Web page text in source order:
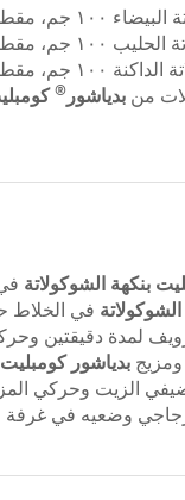
إلى قطع صغيرة
إلى قطع صغيرة
إلى قطع صغيرة
بدياشور ®
بنكهة الشوكولاتة في ١٩٠ مل
في الخلاط
لمدة دقيقتين
بدياشور كومبليت
الزيت وحركي
في غرفة عند ٢٠ درجة